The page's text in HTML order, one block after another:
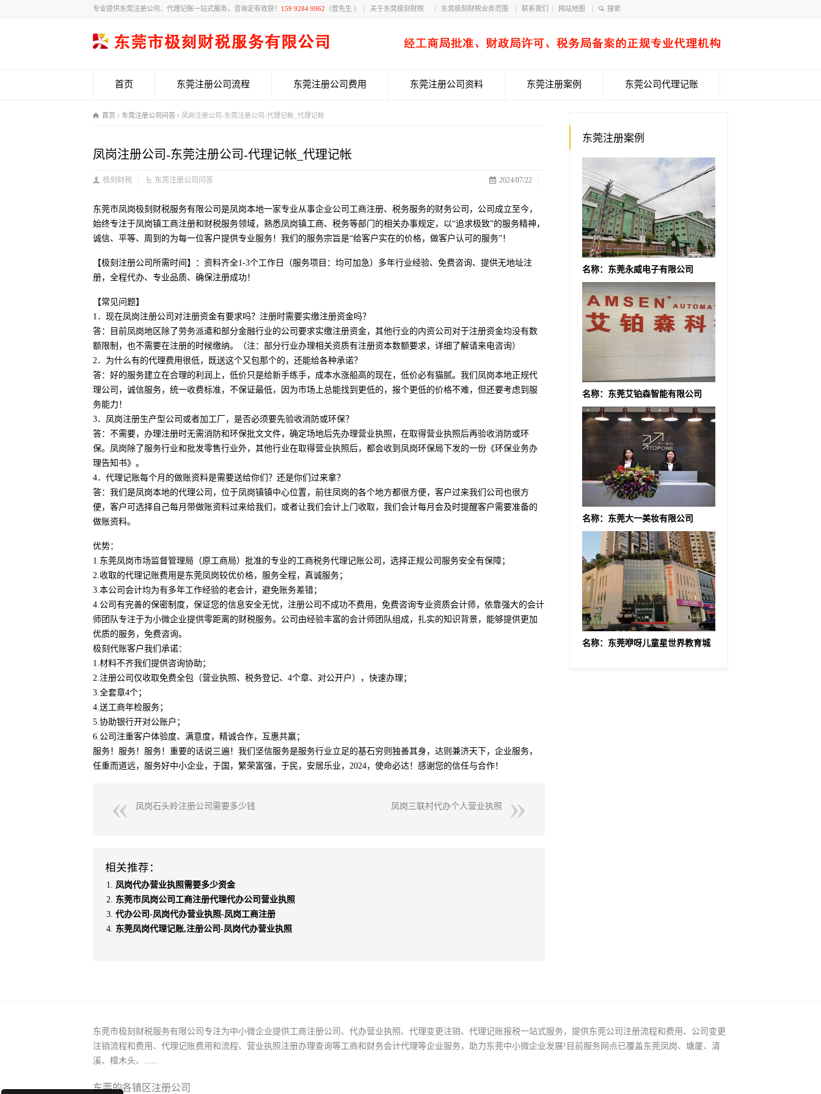
专业提供东莞注册公司、代理记账一站式服务，咨询定有收获！ 159 9284 9962 （曾先生 ） 关于东莞极刻财税 东莞极刻财税业务范围 联系我们 网站地图
首页 东莞注册公司流程 东莞注册公司费用 东莞注册公司资料 东莞注册案例 东莞公司代理记账
首页 东莞注册公司问答 凤岗注册公司-东莞注册公司-代理记帐_代理记帐
凤岗注册公司-东莞注册公司-代理记帐_代理记帐
2024/07/22
极刻财税 东莞注册公司问答
东莞市凤岗极刻财税服务有限公司是凤岗本地一家专业从事企业公司工商注册、税务服务的财务公司，公司成立至今，
始终专注于凤岗镇工商注册和财税服务领域，熟悉凤岗镇工商、税务等部门的相关办事规定，以“追求极致”的服务精神，
诚信、平等、周到的为每一位客户提供专业服务！我们的服务宗旨是“给客户实在的价格，做客户认可的服务”！
【极刻注册公司所需时间】：资料齐全1-3个工作日（服务项目：均可加急）多年行业经验、免费咨询、提供无地址注
册，全程代办、专业品质、确保注册成功！
【常见问题】
1．现在凤岗注册公司对注册资金有要求吗？注册时需要实缴注册资金吗？
答：目前凤岗地区除了劳务派遣和部分金融行业的公司要求实缴注册资金，其他行业的内资公司对于注册资金均没有数
额限制，也不需要在注册的时候缴纳。（注：部分行业办理相关资质有注册资本数额要求，详细了解请来电咨询）
2．为什么有的代理费用很低，既送这个又包那个的，还能给各种承诺？
答：好的服务建立在合理的利润上，低价只是给新手练手，成本水涨船高的现在，低价必有猫腻。我们凤岗本地正规代
理公司，诚信服务，统一收费标准，不保证最低，因为市场上总能找到更低的，报个更低的价格不难，但还要考虑到服
务能力！
3．凤岗注册生产型公司或者加工厂，是否必须要先验收消防或环保？
答：不需要，办理注册时无需消防和环保批文文件，确定场地后先办理营业执照，在取得营业执照后再验收消防或环
保。凤岗除了服务行业和批发零售行业外，其他行业在取得营业执照后，都会收到凤岗环保局下发的一份《环保业务办
理告知书》。
4．代理记账每个月的做账资料是需要送给你们？还是你们过来拿？
答：我们是凤岗本地的代理公司，位于凤岗镇镇中心位置，前往凤岗的各个地方都很方便，客户过来我们公司也很方
便，客户可选择自己每月带做账资料过来给我们，或者让我们会计上门收取，我们会计每月会及时提醒客户需要准备的
做账资料。
优势：
1.东莞凤岗市场监督管理局（原工商局）批准的专业的工商税务代理记账公司，选择正规公司服务安全有保障；
2.收取的代理记账费用是东莞凤岗较优价格，服务全程，真诚服务；
3.本公司会计均为有多年工作经验的老会计，避免账务差错；
4.公司有完善的保密制度，保证您的信息安全无忧，注册公司不成功不费用，免费咨询专业资质会计师，依靠强大的会计
师团队专注于为小微企业提供零距离的财税服务。公司由经验丰富的会计师团队组成，扎实的知识背景，能够提供更加
优质的服务，免费咨询。
极刻代账客户我们承诺：
1.材料不齐我们提供咨询协助；
2.注册公司仅收取免费全包（营业执照、税务登记、4个章、对公开户），快速办理；
3.全套章4个；
4.送工商年检服务；
5.协助银行开对公账户；
6.公司注重客户体验度、满意度，精诚合作，互惠共赢；
服务！服务！服务！重要的话说三遍！我们坚信服务是服务行业立足的基石穷则独善其身，达则兼济天下，企业服务，
任重而道远，服务好中小企业，于国，繁荣富强，于民，安居乐业，2024，使命必达！感谢您的信任与合作！
凤岗石头岭注册公司需要多少钱 凤岗三联村代办个人营业执照
相关推荐：
凤岗代办营业执照需要多少资金
东莞市凤岗公司工商注册代理代办公司营业执照
代办公司-凤岗代办营业执照-凤岗工商注册
东莞凤岗代理记账,注册公司-凤岗代办营业执照
东莞注册案例
名称：东莞永威电子有限公司
名称：东莞艾铂森智能有限公司
名称：东莞大一美妆有限公司
名称：东莞咿呀儿童星世界教育城
东莞市极刻财税服务有限公司专注为中小微企业提供工商注册公司、代办营业执照、代理变更注销、代理记账报税一站式服务，提供东莞公司注册流程和费用、公司变更
注销流程和费用、代理记账费用和流程、营业执照注册办理查询等工商和财务会计代理等企业服务，助力东莞中小微企业发展!目前服务网点已覆盖东莞凤岗、塘厦、清
溪、樟木头、......
东莞的各镇区注册公司